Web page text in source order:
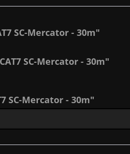
SC-Mercator - 30m"
SC-Mercator - 30m"
SC-Mercator - 30m"